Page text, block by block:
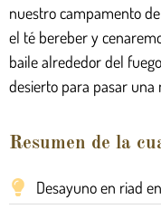
nuestro campamento
el té bereber y
baile alrededor del
desierto para pasar una
Resumen de la
Desayuno en riad